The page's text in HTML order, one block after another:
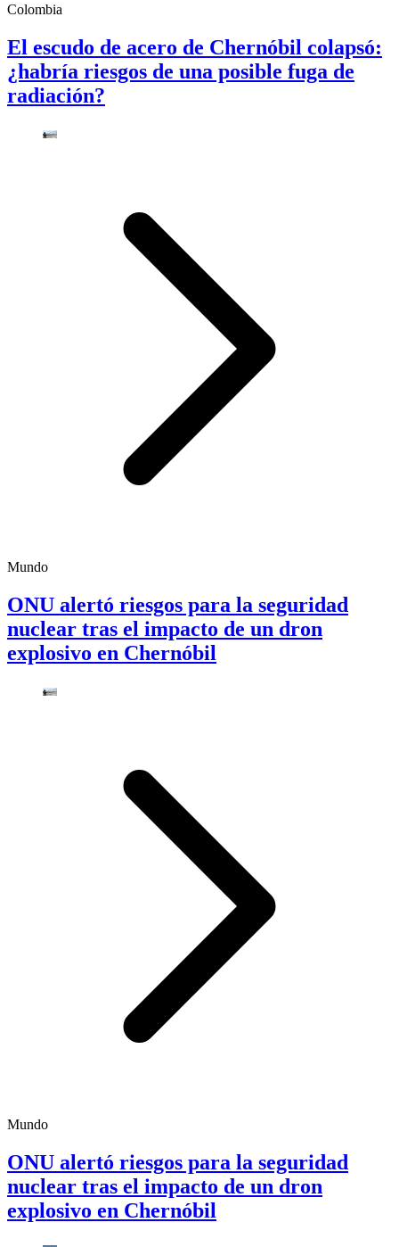
Colombia
El escudo de acero de Chernóbil colapsó:
¿habría riesgos de una posible fuga de
radiación?
Mundo
ONU alertó riesgos para la seguridad
nuclear tras el impacto de un dron
explosivo en Chernóbil
Mundo
ONU alertó riesgos para la seguridad
nuclear tras el impacto de un dron
explosivo en Chernóbil